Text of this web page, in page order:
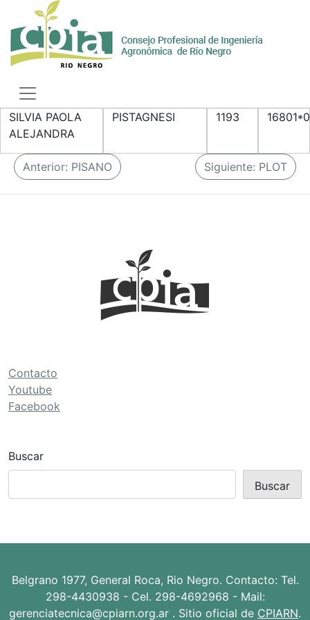
to
content
Toggle
navigation
SILVIA PAOLA
ALEJANDRA
PISTAGNESI 1193
N
a
d
e
e
t
r
a
Anterior: PISANO Siguiente: PLOT
Contacto
Youtube
Facebook
Buscar
Buscar
Belgrano 1977, General Roca, Rio Negro. Contacto: Tel.
298-4430938 - Cel. 298-4692968 - Mail:
gerenciatecnica@cpiarn.org.ar . Sitio oficial de CPIARN.